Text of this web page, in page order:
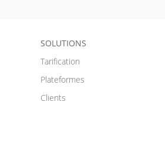
SOLUTIONS
Tarification
Plateformes
Clients